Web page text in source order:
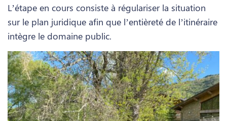
L’étape en cours consiste à régulariser la situation
sur le plan juridique afin que l’entièreté de l’itinéraire
intègre le domaine public.